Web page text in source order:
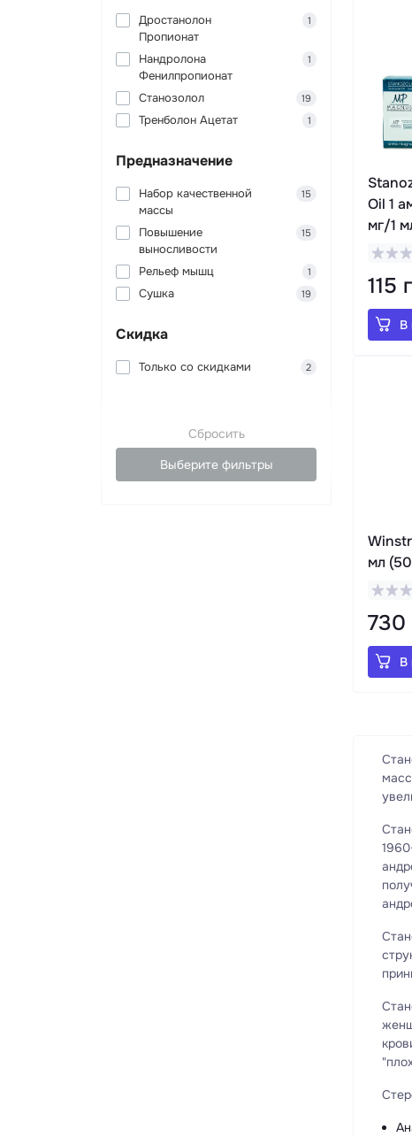
Дростанолон
Пропионат
1
Нандролона
Фенилпропионат
1
Станозолол 19
Тренболон Ацетат 1
Предназначение
Набор качественной
массы
15
Повышение
выносливости
15
Рельеф мышц 1
Сушка 19
Скидка
Только со cкидками 2
Сбросить
Выберите фильтры
Oil 1
мг/1
115
В
мл
730
В